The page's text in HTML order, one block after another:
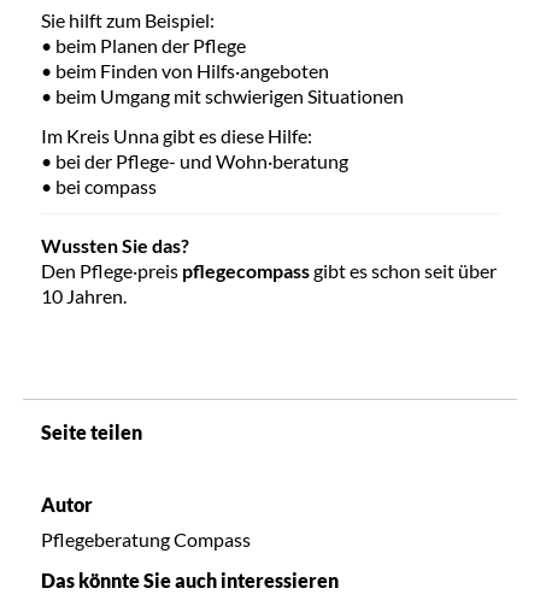
Sie hilft zum Beispiel:
• beim Planen der Pflege
• beim Finden von Hilfs·angeboten
• beim Umgang mit schwierigen Situationen
Im Kreis Unna gibt es diese Hilfe:
• bei der Pflege- und Wohn·beratung
• bei compass
Wussten Sie das?
Den Pflege·preis pflegecompassgibt es schon seit über
10 Jahren.
Seite teilen
Autor
Pflegeberatung Compass
Das könnte Sie auch interessieren